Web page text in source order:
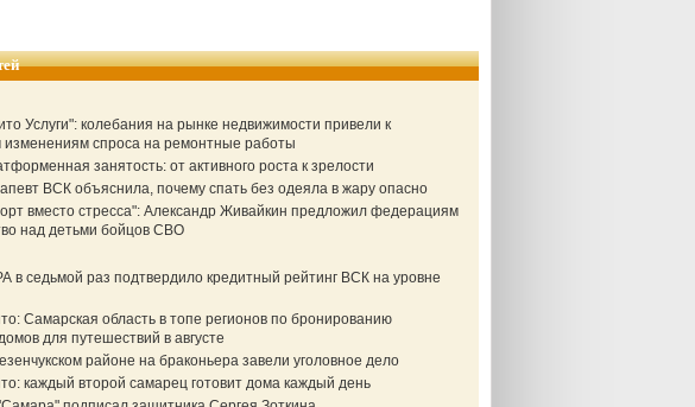
Услуги": колебания на рынке недвижимости привели к
изменениям спроса на ремонтные работы
занятость: от активного роста к зрелости
ВСК объяснила, почему спать без одеяла в жару опасно
вместо стресса": Александр Живайкин предложил федерациям
над детьми бойцов СВО
в седьмой раз подтвердило кредитный рейтинг ВСК на уровне
Самарская область в топе регионов по бронированию
для путешествий в августе
районе на браконьера завели уголовное дело
каждый второй самарец готовит дома каждый день